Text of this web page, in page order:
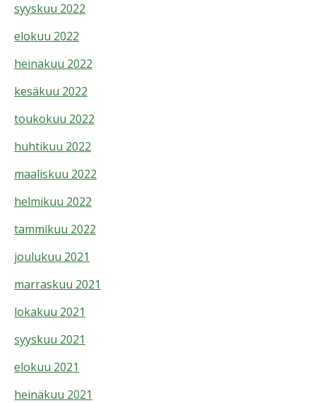
syyskuu 2022
elokuu 2022
heinäkuu 2022
kesäkuu 2022
toukokuu 2022
huhtikuu 2022
maaliskuu 2022
helmikuu 2022
tammikuu 2022
joulukuu 2021
marraskuu 2021
lokakuu 2021
syyskuu 2021
elokuu 2021
heinäkuu 2021